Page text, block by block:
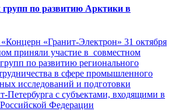
групп по развитию Арктики в
«Гранит-Электрон» 31 октября
приняли участие в совместном
по развитию регионального
в сфере промышленного
исследований и подготовки
Петербурга с субъектами, входящими в
Федерации